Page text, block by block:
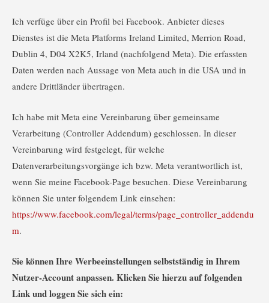
Ich verfüge über ein Profil bei Facebook. Anbieter dieses
Dienstes ist die Meta Platforms Ireland Limited, Merrion Road,
Dublin 4, D04 X2K5, Irland (nachfolgend Meta). Die erfassten
Daten werden nach Aussage von Meta auch in die USA und in
andere Drittländer übertragen.
Ich habe mit Meta eine Vereinbarung über gemeinsame
Verarbeitung (Controller Addendum) geschlossen. In dieser
Vereinbarung wird festgelegt, für welche
Datenverarbeitungsvorgänge ich bzw. Meta verantwortlich ist,
wenn Sie meine Facebook-Page besuchen. Diese Vereinbarung
können Sie unter folgendem Link einsehen:
https://www.facebook.com/legal/terms/page_controller_addendu
m.
Sie können Ihre Werbeeinstellungen selbstständig in Ihrem
Nutzer-Account anpassen. Klicken Sie hierzu auf folgenden
Link und loggen Sie sich ein: